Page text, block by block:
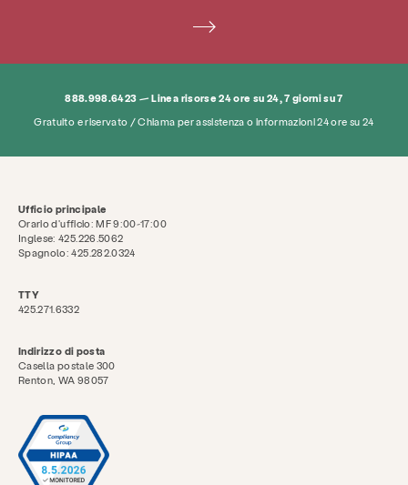
Donare
888.998.6423 — Linea risorse 24 ore su 24, 7 giorni su 7
Gratuito e riservato / Chiama per assistenza o informazioni 24 ore su 24
Ufficio principale
Orario d'ufficio: MF 9:00-17:00
Inglese: 425.226.5062
Spagnolo: 425.282.0324
TTY
425.271.6332
Indirizzo di posta
Casella postale 300
Renton, WA 98057